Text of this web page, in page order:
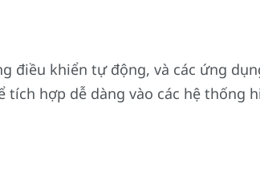
điều khiển tự động, và các ứng
tích hợp dễ dàng vào các hệ thống